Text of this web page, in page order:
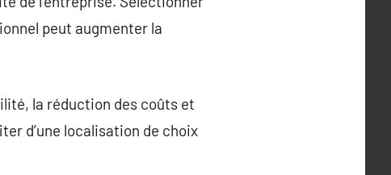
peut augmenter la
la réduction des coûts et
d’une localisation de choix